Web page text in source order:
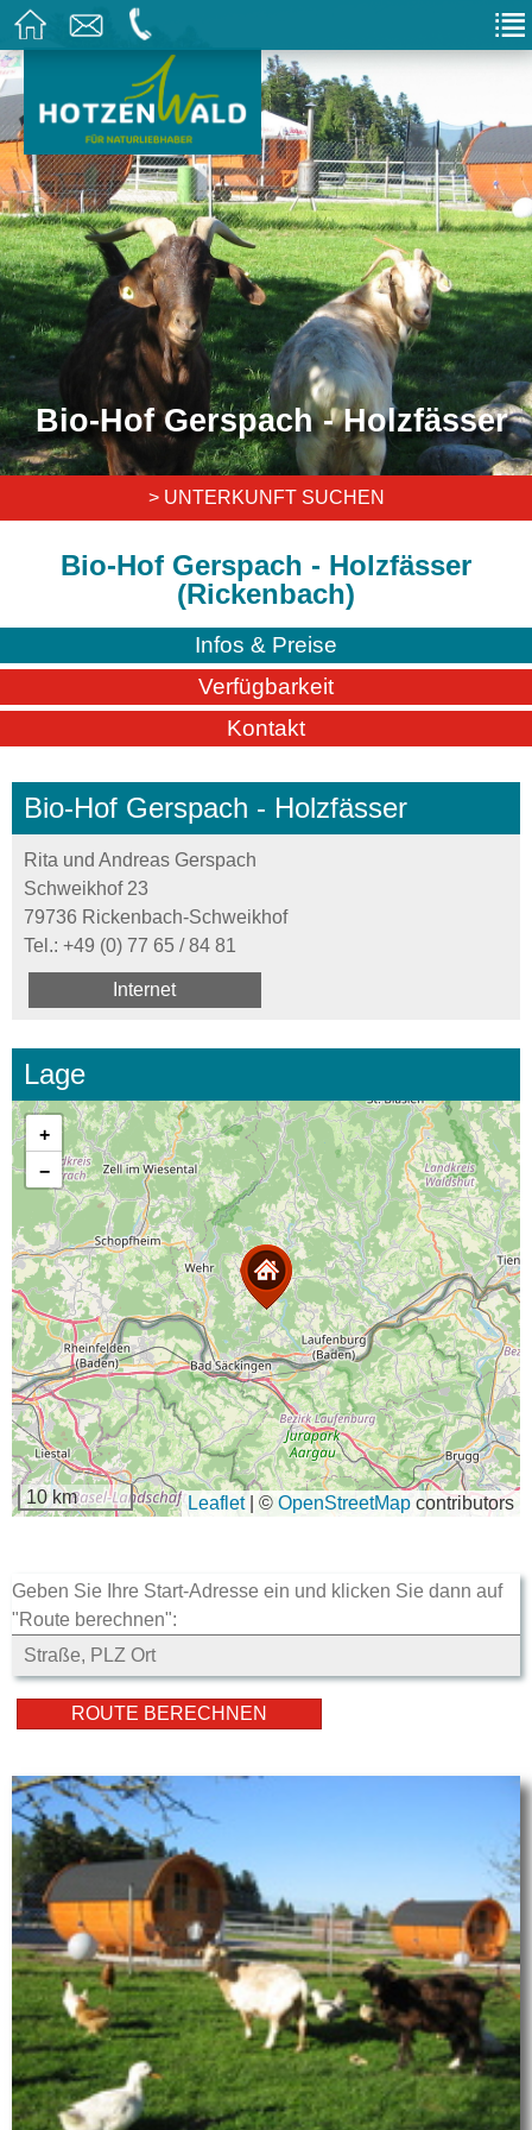
Bio-Hof Gerspach - Holzfässer
> UNTERKUNFT SUCHEN
Bio-Hof Gerspach - Holzfässer
(Rickenbach)
Infos & Preise
Verfügbarkeit
Kontakt
Bio-Hof Gerspach - Holzfässer
Rita und Andreas Gerspach
Schweikhof 23
79736 Rickenbach-Schweikhof
Tel.: +49 (0) 77 65 / 84 81
Internet
Lage
+
−
10 km Leaflet © OpenStreetMap contributors
Geben Sie Ihre Start-Adresse ein und klicken Sie dann auf
"Route berechnen":